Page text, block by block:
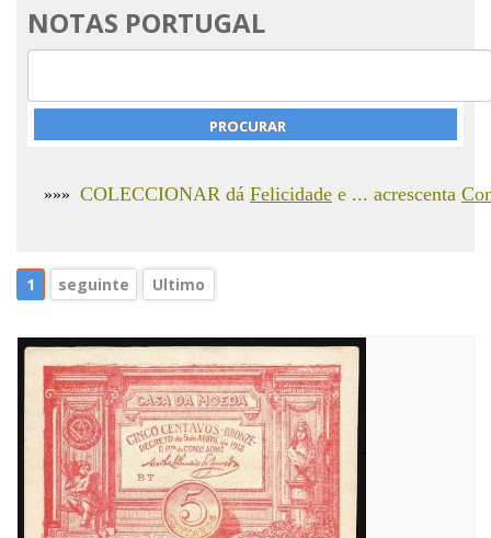
NOTAS PORTUGAL
»»» COLECCIONAR dá Felicidade e ... acrescenta
1 seguinte Ultimo